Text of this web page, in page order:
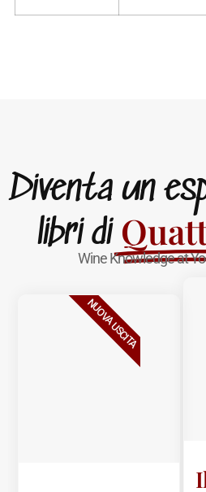
Diventa un
libri di
Wine Knowledge at
NUOVA USCITA